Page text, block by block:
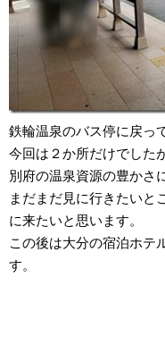
鉄輪温泉のバス停に戻っ
今回は２か所だけでした
別府の温泉資源の豊かさ
まだまだ見に行きたいと
に来たいと思います。
この後は大分の宿泊ホテ
す。